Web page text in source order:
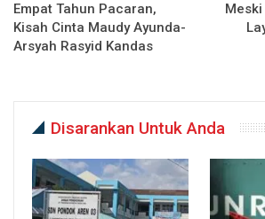
Empat Tahun Pacaran,
Kisah Cinta Maudy Ayunda-
Arsyah Rasyid Kandas
Disarankan Untuk Anda